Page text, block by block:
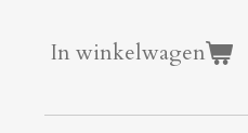
In winkelwagen